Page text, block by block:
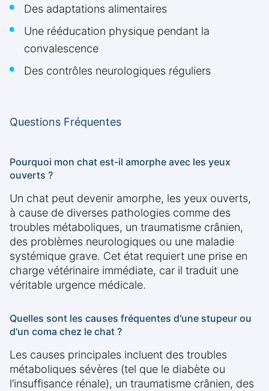
Des adaptations alimentaires
Une rééducation physique pendant la
convalescence
Des contrôles neurologiques réguliers
Questions Fréquentes
Pourquoi mon chat est-il amorphe avec les yeux
ouverts ?
Un chat peut devenir amorphe, les yeux ouverts,
à cause de diverses pathologies comme des
troubles métaboliques, un traumatisme crânien,
des problèmes neurologiques ou une maladie
systémique grave. Cet état requiert une prise en
charge vétérinaire immédiate, car il traduit une
véritable urgence médicale.
Quelles sont les causes fréquentes d'une stupeur ou
d'un coma chez le chat ?
Les causes principales incluent des troubles
métaboliques sévères (tel que le diabète ou
l’insuffisance rénale), un traumatisme crânien, des